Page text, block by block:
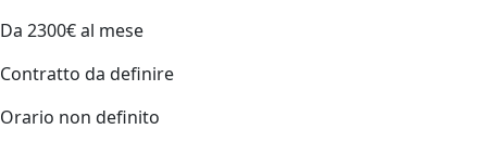
Da 2300€ al mese
Contratto da definire
Orario non definito